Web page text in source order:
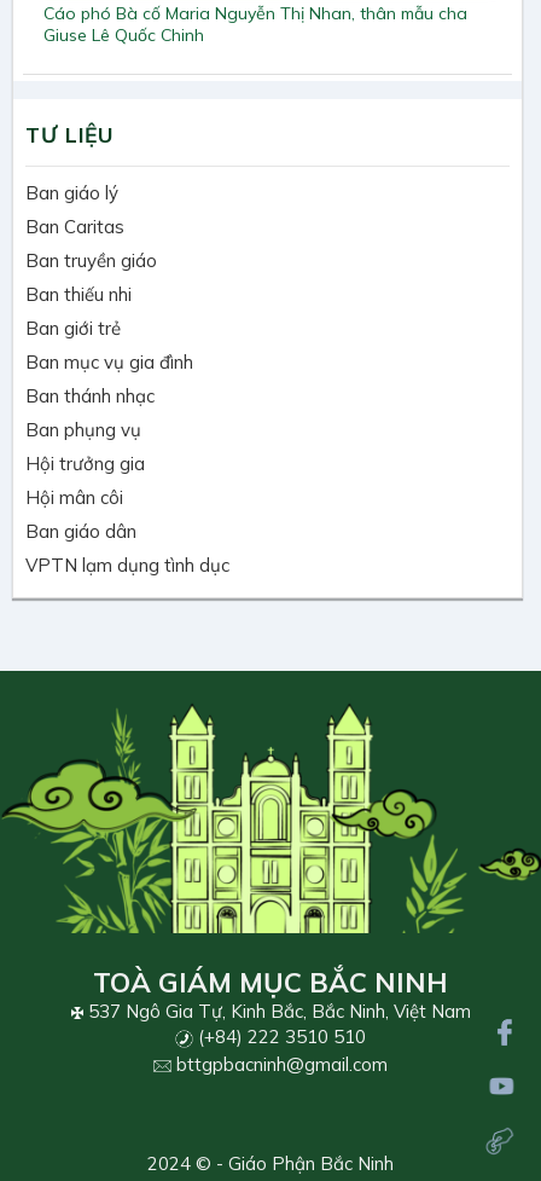
Cáo phó Bà cố Maria Nguyễn Thị Nhan, thân mẫu cha
Giuse Lê Quốc Chinh
TƯ LIỆU
Ban giáo lý
Ban Caritas
Ban truyền giáo
Ban thiếu nhi
Ban giới trẻ
Ban mục vụ gia đình
Ban thánh nhạc
Ban phụng vụ
Hội trưởng gia
Hội mân côi
Ban giáo dân
VPTN lạm dụng tình dục
TOÀ GIÁM MỤC BẮC NINH
537 Ngô Gia Tự, Kinh Bắc, Bắc Ninh, Việt Nam
(+84) 222 3510 510
bttgpbacninh@gmail.com
2024 © - Giáo Phận Bắc Ninh